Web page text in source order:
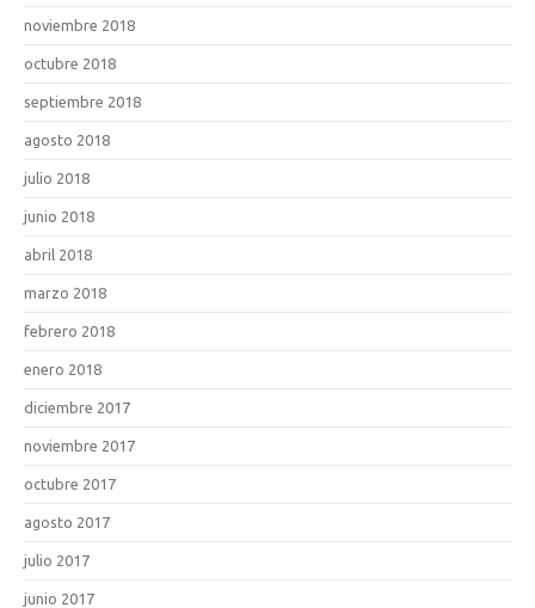
noviembre 2018
octubre 2018
septiembre 2018
agosto 2018
julio 2018
junio 2018
abril 2018
marzo 2018
febrero 2018
enero 2018
diciembre 2017
noviembre 2017
octubre 2017
agosto 2017
julio 2017
junio 2017